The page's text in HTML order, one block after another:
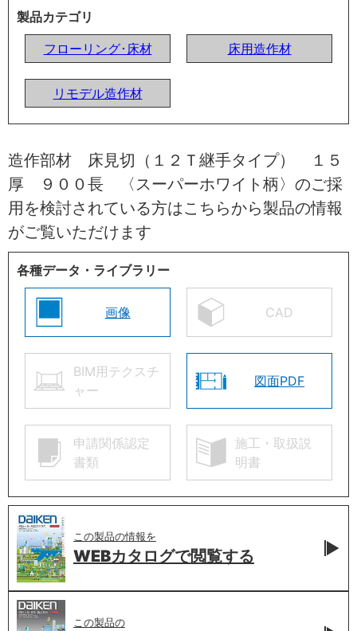
製品カテゴリ
フローリング･床材
床用造作材
リモデル造作材
造作部材 床見切（１２Ｔ継手タイプ） １５
厚 ９００長 〈スーパーホワイト柄〉のご採
用を検討されている方はこちらから製品の情報
がご覧いただけます
各種データ・ライブラリー
画像 CAD
BIM用テクスチ
ャー
図面PDF
申請関係認定
書類
施工・取扱説
明書
この製品の情報を
WEBカタログで閲覧する
この製品の